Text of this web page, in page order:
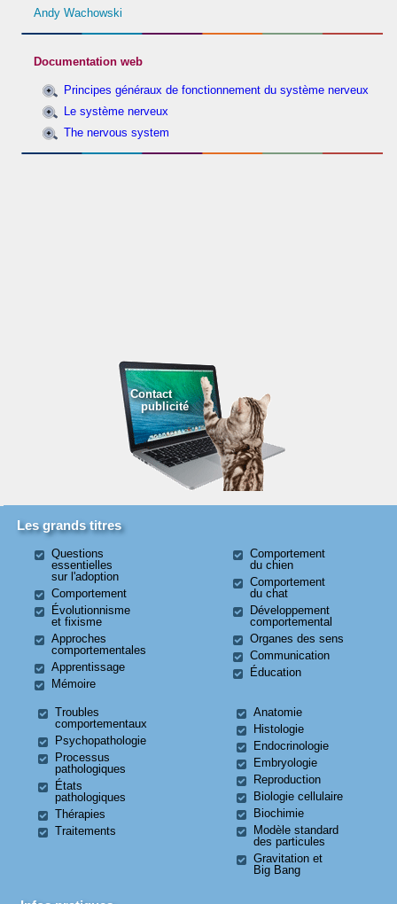
Andy Wachowski
Documentation web
Principes généraux de fonctionnement du système nerveux
Le système nerveux
The nervous system
Contact
publicité
Les grands titres
Questions
essentielles
sur l'adoption
Comportement
Évolutionnisme
et fixisme
Approches
comportementales
Apprentissage
Mémoire
Comportement
du chien
Comportement
du chat
Développement
comportemental
Organes des sens
Communication
Éducation
Troubles
comportementaux
Psychopathologie
Processus
pathologiques
États
pathologiques
Thérapies
Traitements
Anatomie
Histologie
Endocrinologie
Embryologie
Reproduction
Biologie cellulaire
Biochimie
Modèle standard
des particules
Gravitation et
Big Bang